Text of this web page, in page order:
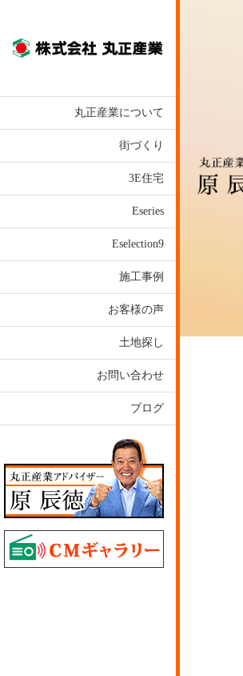
丸正産業について
街づくり
3E住宅
Eseries
Eselection9
施工事例
お客様の声
土地探し
お問い合わせ
ブログ